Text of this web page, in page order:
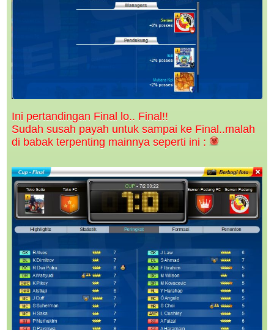
Ini pertandingan Final lo.. Final!!
Sudah susah payah untuk sampai ke Final..malah
di babak terpenting mainnya seperti ini :